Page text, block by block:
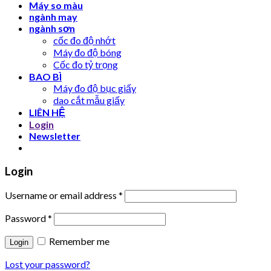
Máy so màu
ngành may
ngành sơn
cốc đo độ nhớt
Máy đo độ bóng
Cốc đo tỷ trọng
BAO BÌ
Máy đo độ bục giấy
dao cắt mẫu giấy
LIÊN HỆ
Login
Newsletter
Login
Username or email address *
Password*
Remember me
Lost your password?